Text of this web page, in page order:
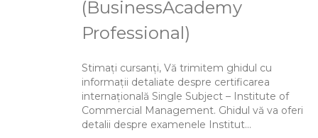
(BusinessAcademy
Professional)
Stimați cursanți, Vă trimitem ghidul cu
informații detaliate despre certificarea
internațională Single Subject – Institute of
Commercial Management. Ghidul vă va oferi
detalii despre examenele Institut...